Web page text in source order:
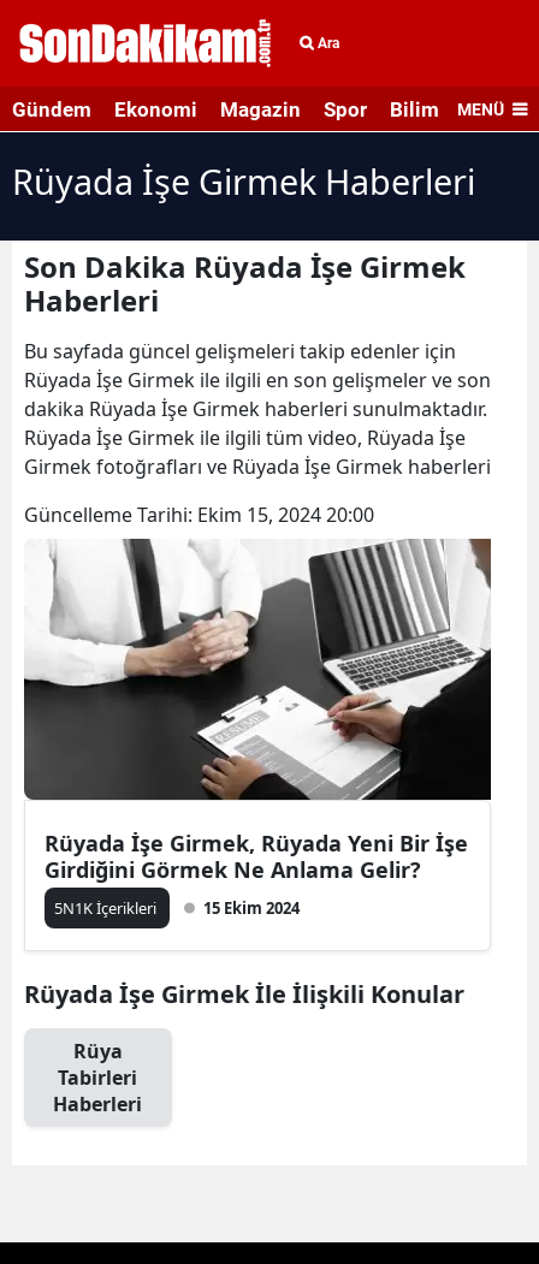
Ara
Gündem Ekonomi Magazin Spor Bilim veMENÜ
Rüyada İşe Girmek Haberleri
Son Dakika Rüyada İşe Girmek
Haberleri
Bu sayfada güncel gelişmeleri takip edenler için
Rüyada İşe Girmek ile ilgili en son gelişmeler ve son
dakika Rüyada İşe Girmek haberleri sunulmaktadır.
Rüyada İşe Girmek ile ilgili tüm video, Rüyada İşe
Girmek fotoğrafları ve Rüyada İşe Girmek haberleri
Güncelleme Tarihi: Ekim 15, 2024 20:00
Rüyada İşe Girmek, Rüyada Yeni Bir İşe
Girdiğini Görmek Ne Anlama Gelir?
5N1K İçerikleri 15 Ekim 2024
Rüyada İşe Girmek İle İlişkili Konular
Rüya
Tabirleri
Haberleri